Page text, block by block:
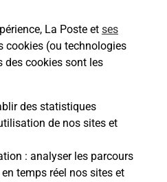
La Poste et ses
cookies (ou technologies
cookies sont les
des statistiques
de nos sites et
: analyser les parcours
temps réel nos sites et
une
?
participe-t-elle
quotidien ?